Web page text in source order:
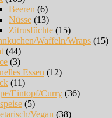
Beeren (6)
Nüsse (13)
Zitrusfüchte (15)
Waffeln/Wraps (15)
(44)
(3)
Essen (12)
(11)
Eintopf/Curry (36)
(5)
Vegan (38)